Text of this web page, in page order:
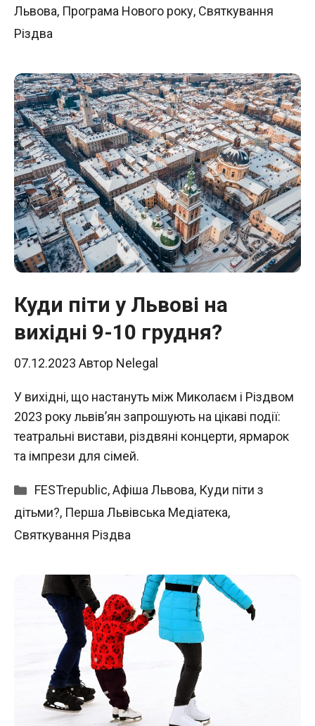
Львова, Програма Нового року, Святкування
Різдва
Куди піти у Львові на
вихідні 9-10 грудня?
07.12.2023 Автор Nelegal
У вихідні, що настануть між Миколаєм і Різдвом
2023 року львів’ян запрошують на цікаві події:
театральні вистави, різдвяні концерти, ярмарок
та імпрези для сімей.
Категорії
FESTrepublic,Афіша Львова, Куди піти з
дітьми?, Перша Львівська Медіатека,
Святкування Різдва